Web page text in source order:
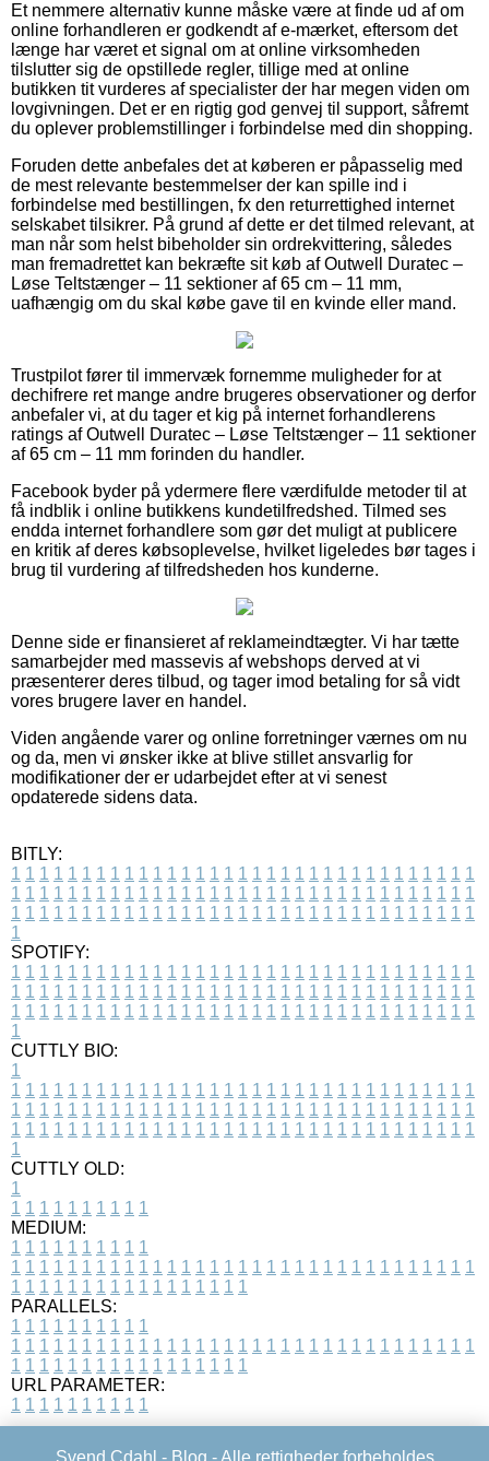
Et nemmere alternativ kunne måske være at finde ud af om
online forhandleren er godkendt af e-mærket, eftersom det
længe har været et signal om at online virksomheden
tilslutter sig de opstillede regler, tillige med at online
butikken tit vurderes af specialister der har megen viden om
lovgivningen. Det er en rigtig god genvej til support, såfremt
du oplever problemstillinger i forbindelse med din shopping.
Foruden dette anbefales det at køberen er påpasselig med
de mest relevante bestemmelser der kan spille ind i
forbindelse med bestillingen, fx den returrettighed internet
selskabet tilsikrer. På grund af dette er det tilmed relevant, at
man når som helst bibeholder sin ordrekvittering, således
man fremadrettet kan bekræfte sit køb af Outwell Duratec –
Løse Teltstænger – 11 sektioner af 65 cm – 11 mm,
uafhængig om du skal købe gave til en kvinde eller mand.
Trustpilot fører til immervæk fornemme muligheder for at
dechifrere ret mange andre brugeres observationer og derfor
anbefaler vi, at du tager et kig på internet forhandlerens
ratings af Outwell Duratec – Løse Teltstænger – 11 sektioner
af 65 cm – 11 mm forinden du handler.
Facebook byder på ydermere flere værdifulde metoder til at
få indblik i online butikkens kundetilfredshed. Tilmed ses
endda internet forhandlere som gør det muligt at publicere
en kritik af deres købsoplevelse, hvilket ligeledes bør tages i
brug til vurdering af tilfredsheden hos kunderne.
Denne side er finansieret af reklameindtægter. Vi har tætte
samarbejder med massevis af webshops derved at vi
præsenterer deres tilbud, og tager imod betaling for så vidt
vores brugere laver en handel.
Viden angående varer og online forretninger værnes om nu
og da, men vi ønsker ikke at blive stillet ansvarlig for
modifikationer der er udarbejdet efter at vi senest
opdaterede sidens data.
BITLY:
1 1 1 1 1 1 1 1 1 1 1 1 1 1 1 1 1 1 1 1 1 1 1 1 1 1 1 1 1 1 1 1 1
1 1 1 1 1 1 1 1 1 1 1 1 1 1 1 1 1 1 1 1 1 1 1 1 1 1 1 1 1 1 1 1 1
1 1 1 1 1 1 1 1 1 1 1 1 1 1 1 1 1 1 1 1 1 1 1 1 1 1 1 1 1 1 1 1 1
1
SPOTIFY:
1 1 1 1 1 1 1 1 1 1 1 1 1 1 1 1 1 1 1 1 1 1 1 1 1 1 1 1 1 1 1 1 1
1 1 1 1 1 1 1 1 1 1 1 1 1 1 1 1 1 1 1 1 1 1 1 1 1 1 1 1 1 1 1 1 1
1 1 1 1 1 1 1 1 1 1 1 1 1 1 1 1 1 1 1 1 1 1 1 1 1 1 1 1 1 1 1 1 1
1
CUTTLY BIO:
1
1 1 1 1 1 1 1 1 1 1 1 1 1 1 1 1 1 1 1 1 1 1 1 1 1 1 1 1 1 1 1 1 1
1 1 1 1 1 1 1 1 1 1 1 1 1 1 1 1 1 1 1 1 1 1 1 1 1 1 1 1 1 1 1 1 1
1 1 1 1 1 1 1 1 1 1 1 1 1 1 1 1 1 1 1 1 1 1 1 1 1 1 1 1 1 1 1 1 1
1
CUTTLY OLD:
1
1 1 1 1 1 1 1 1 1 1
MEDIUM:
1 1 1 1 1 1 1 1 1 1
1 1 1 1 1 1 1 1 1 1 1 1 1 1 1 1 1 1 1 1 1 1 1 1 1 1 1 1 1 1 1 1 1
1 1 1 1 1 1 1 1 1 1 1 1 1 1 1 1 1
PARALLELS:
1 1 1 1 1 1 1 1 1 1
1 1 1 1 1 1 1 1 1 1 1 1 1 1 1 1 1 1 1 1 1 1 1 1 1 1 1 1 1 1 1 1 1
1 1 1 1 1 1 1 1 1 1 1 1 1 1 1 1 1
URL PARAMETER:
1 1 1 1 1 1 1 1 1 1